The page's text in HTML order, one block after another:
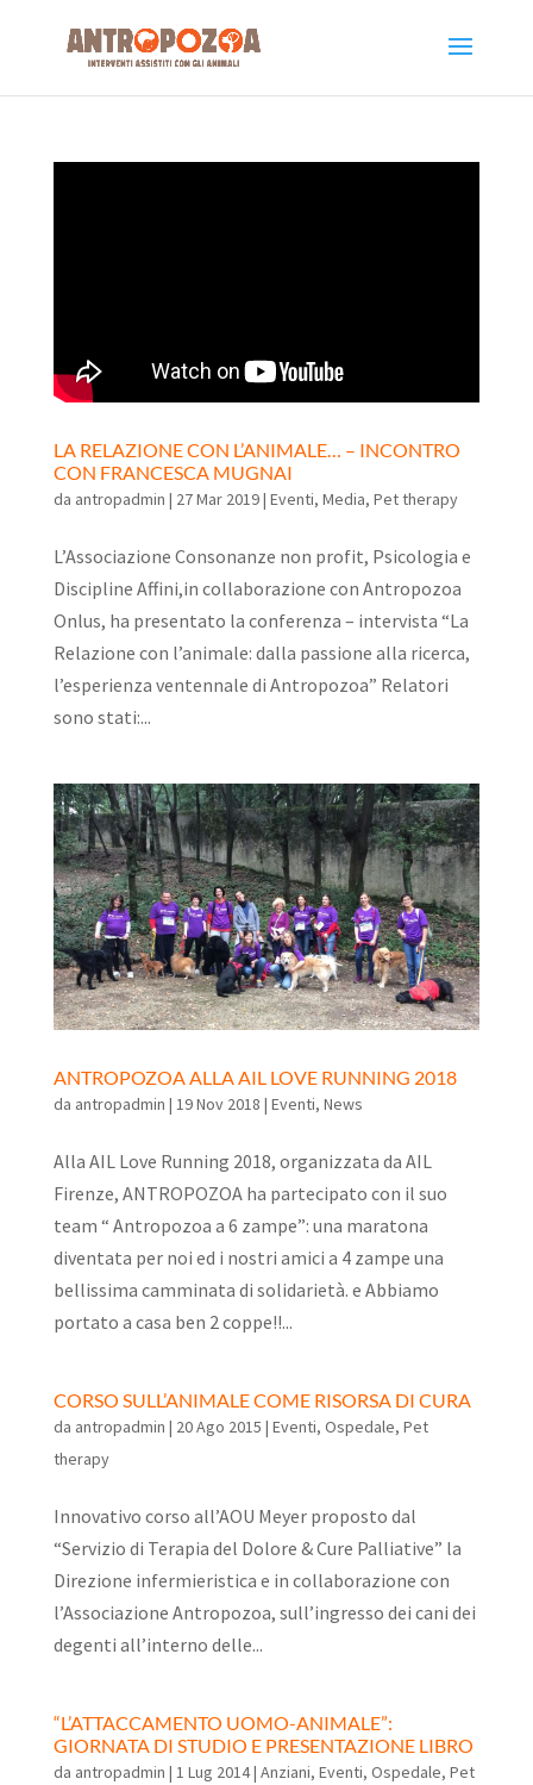
LA RELAZIONE CON L’ANIMALE… – INCONTRO
CON FRANCESCA MUGNAI
da antropadmin | 27 Mar 2019| Eventi, Media, Pet therapy
L’Associazione Consonanze non profit, Psicologia e
Discipline Affini,in collaborazione con Antropozoa
Onlus, ha presentato la conferenza – intervista “La
Relazione con l’animale: dalla passione alla ricerca,
l’esperienza ventennale di Antropozoa” Relatori
sono stati:...
ANTROPOZOA ALLA AIL LOVE RUNNING 2018
da antropadmin | 19 Nov 2018 | Eventi, News
Alla AIL Love Running 2018, organizzata da AIL
Firenze, ANTROPOZOA ha partecipato con il suo
team “ Antropozoa a 6 zampe”: una maratona
diventata per noi ed i nostri amici a 4 zampe una
bellissima camminata di solidarietà. e Abbiamo
portato a casa ben 2 coppe!!...
CORSO SULL’ANIMALE COME RISORSA DI CURA
da antropadmin | 20 Ago 2015 | Eventi, Ospedale, Pet
therapy
Innovativo corso all’AOU Meyer proposto dal
“Servizio di Terapia del Dolore & Cure Palliative” la
Direzione infermieristica e in collaborazione con
l’Associazione Antropozoa, sull’ingresso dei cani dei
degenti all’interno delle...
“L’ATTACCAMENTO UOMO-ANIMALE”:
GIORNATA DI STUDIO E PRESENTAZIONE LIBRO
da antropadmin | 1 Lug 2014| Anziani, Eventi, Ospedale, Pet